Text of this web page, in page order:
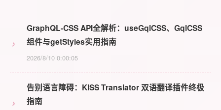
›
GraphQL-CSS API全解析：useGqlCSS、GqlCSS
组件与getStyles实用指南
2026/8/10 0:00:05
›
告别语言障碍：KISS Translator 双语翻译插件终极
指南